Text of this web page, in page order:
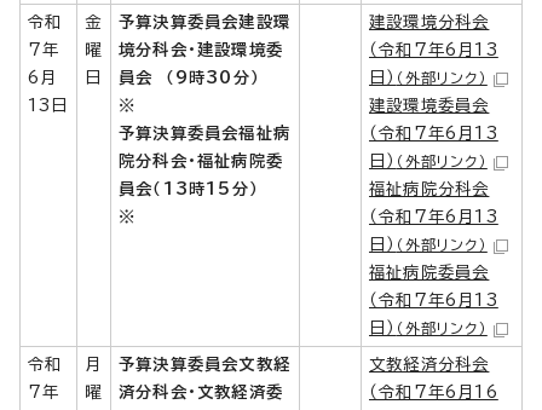
令和
7年
6月
13日
金
曜
日
予算決算委員会建設環
境分科会・建設環境委
員会
（9時30分）
※
予算決算委員会福祉病
院分科会・福祉病院委
員会（13時15分）
※
建設環境分科会
（令和7年6月13
日） （外部リンク）
建設環境委員会
（令和7年6月13
日） （外部リンク）
福祉病院分科会
（令和7年6月13
日） （外部リンク）
福祉病院委員会
（令和7年6月13
日） （外部リンク）
令和
7年
月
曜
予算決算委員会文教経
済分科会・文教経済委
文教経済分科会
（令和7年6月16